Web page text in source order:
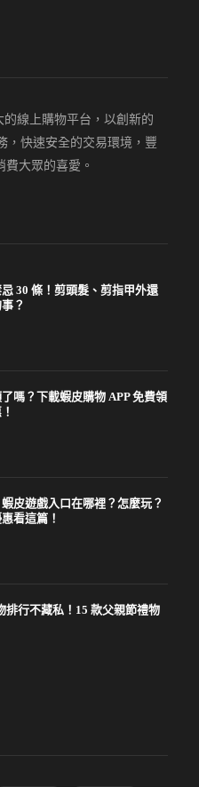
線上購物平台，以創新的
，快速安全的交易環境，豐
大眾的喜愛。
30 條！剪頭髮、剪指甲外還
？
嗎？下載蝦皮購物 APP 免費領
皮遊戲入口在哪裡？怎麼玩？
看這篇！
排行不藏私！15 款父親節禮物